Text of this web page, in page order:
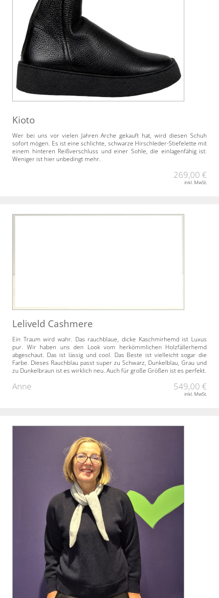
Kioto
Wer bei uns vor vielen Jahren Arche gekauft hat, wird diesen Schuh
sofort mögen. Es ist eine schlichte, schwarze Hirschleder-Stiefelette mit
einem hinteren Reißverschluss und einer Sohle, die einlagenfähig ist.
Weniger ist hier unbedingt mehr.
269,00 €
inkl. MwSt.
Leliveld Cashmere
Ein Traum wird wahr. Das rauchblaue, dicke Kaschmirhemd ist Luxus
pur. Wir haben uns den Look vom herkömmlichen Holzfällerhemd
abgeschaut. Das ist lässig und cool. Das Beste ist vielleicht sogar die
Farbe. Dieses Rauchblau passt super zu Schwarz, Dunkelblau, Grau und
zu Dunkelbraun ist es wirklich neu. Auch für große Größen ist es perfekt.
Anne 549,00 €
inkl. MwSt.